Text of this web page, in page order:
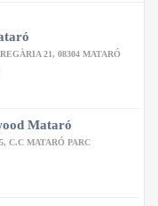
21, 08304 MATARÓ
Mataró
C.C MATARÓ PARC